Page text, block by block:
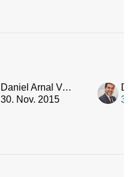
Daniel Arnal Velasco
30. Nov. 2015